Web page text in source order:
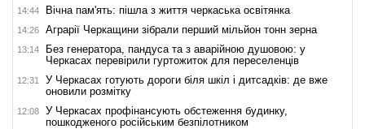
14:44 Вічна пам'ять: пішла з життя черкаська освітянка
14:26 Аграрії Черкащини зібрали перший мільйон тонн зерна
13:14
Без генератора, пандуса та з аварійною душовою: у
Черкасах перевірили гуртожиток для переселенців
12:31
У Черкасах готують дороги біля шкіл і дитсадків: де вже
оновили розмітку
12:08
У Черкасах профінансують обстеження будинку,
пошкодженого російським безпілотником